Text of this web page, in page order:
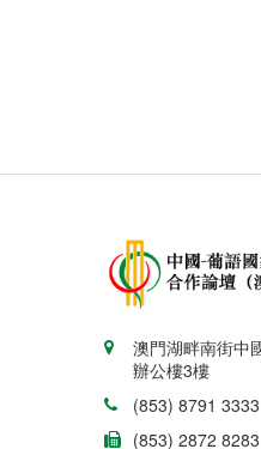
澳門湖畔南街中
辦公樓3樓
(853) 8791 3333
(853) 2872 8283